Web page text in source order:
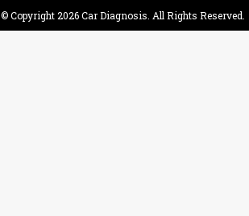
© Copyright 2026 Car Diagnosis. All Rights Reserved.